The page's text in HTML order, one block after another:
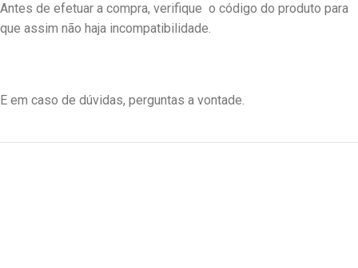
Antes de efetuar a compra, verifique o código do produto para
que assim não haja incompatibilidade.
E em caso de dúvidas, perguntas a vontade.